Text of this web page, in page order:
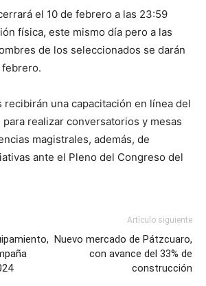
el 10 de febrero a las 23:59
física, este mismo día pero a las
de los seleccionados se darán
febrero.
recibirán una capacitación en línea del
realizar conversatorios y mesas
magistrales, además, de
ante el Pleno del Congreso del
Artículo siguiente
Nuevo mercado de Pátzcuaro,
con avance del 33% de
construcción